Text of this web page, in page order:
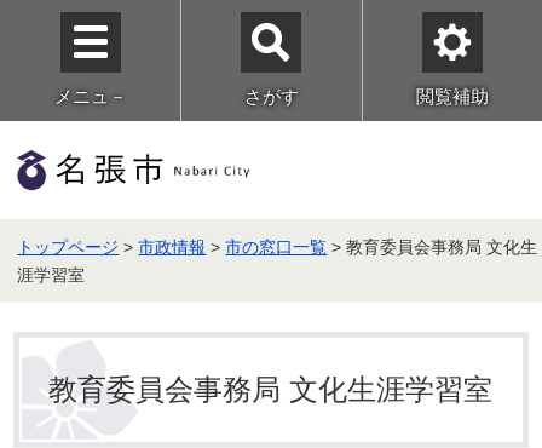
メニュ－ さがす 閲覧補助
トップページ >市政情報 >市の窓口一覧 > 教育委員会事務局 文化生
涯学習室
教育委員会事務局 文化生涯学習室